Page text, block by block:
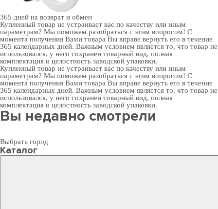
365 дней на возврат и обмен
Купленный товар не устраивает вас по качеству или иным
параметрам? Мы поможем разобраться с этим вопросом! С
момента получения Вами товара Вы вправе вернуть его в течение
365 календарных дней. Важным условием является то, что товар не
использовался, у него сохранен товарный вид, полная
комплектация и целостность заводской упаковки.
Купленный товар не устраивает вас по качеству или иным
параметрам? Мы поможем разобраться с этим вопросом! С
момента получения Вами товара Вы вправе вернуть его в течение
365 календарных дней. Важным условием является то, что товар не
использовался, у него сохранен товарный вид, полная
комплектация и целостность заводской упаковки.
Вы недавно смотрели
Выбрать город
Каталог